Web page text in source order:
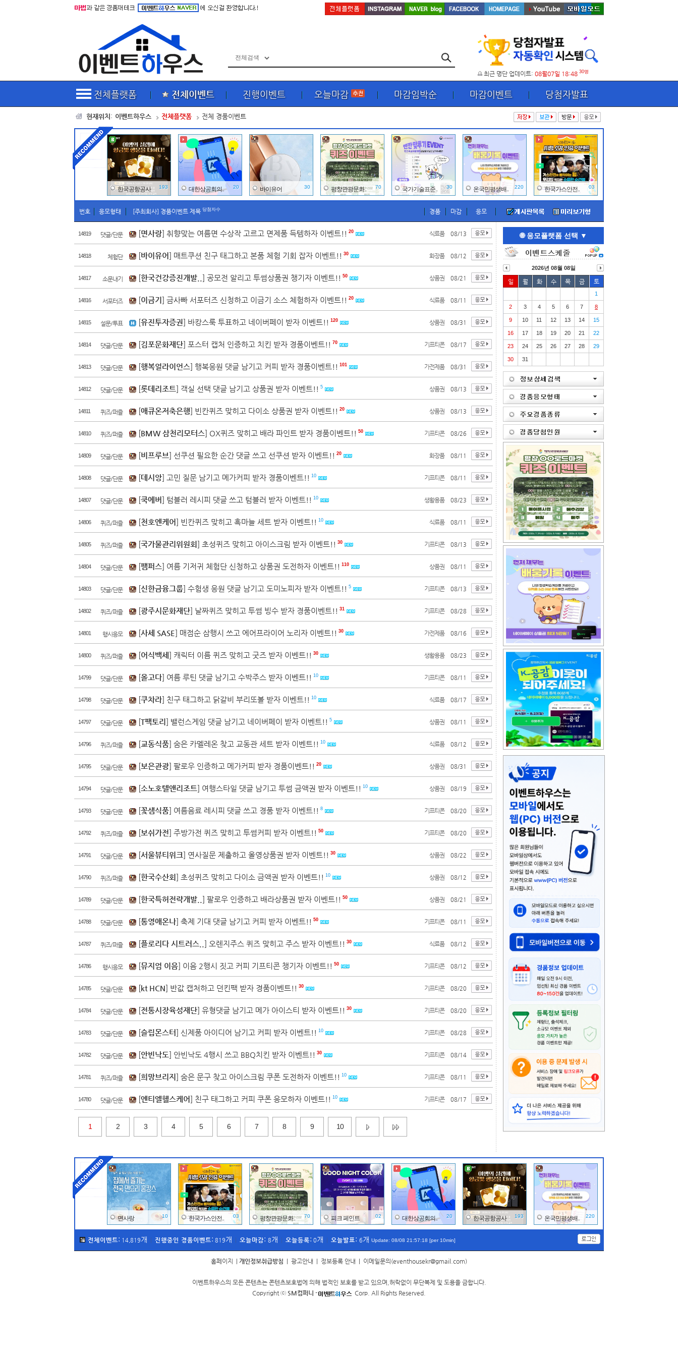
최근 명단 업데이트: 08월07일 18:48 30명
전체플랫폼 전체이벤트 진행이벤트 오늘마감 마감임박순 마감이벤트 당첨자발표
현재위치 : 이벤트하우스 전체플랫폼 전체 경품이벤트
온국민평생배.. 220
평창관광문화.. 70
정책주간지 K공.. 80 이금기 20
한국공항공사 193 한국가스안전.. 03
국가기술표준.. 30
대한상공회의.. 20
제주국제자유.. 30
면사랑 한국환경보전.. 20 한국건강증진.. 50
바이유어 30
피크 페인트 02
번호 응모형태 [주최회사] 경품이벤트 제목 당첨자수 응모
마감
경품
14819 댓글/단문 [면사랑] 취향맞는 여름면 수상작 고르고 면제품 득템하자 이벤트!! 20 08/13
식료품
14818 체험단 [바이유어 ] 매트쿠션 친구 태그하고 본품 체험 기회 잡자 이벤트!! 30 08/12
화장품
14817 소문내기 [한국건강증진개발.. ] 공모전 알리고 투썸상품권 챙기자 이벤트!! 50 08/21
상품권
14816 서포터즈 [이금기 ] 금사빠 서포터즈 신청하고 이금기 소스 체험하자 이벤트!! 20 08/11
식료품
14815 설문/투표 [유진투자증권 ] 바캉스룩 투표하고 네이버페이 받자 이벤트!! 120 08/31
상품권
14814 댓글/단문 [김포문화재단] 포스터 캡처 인증하고 치킨 받자 경품이벤트!! 70 08/17
기프티콘
14813 댓글/단문 [행복얼라이언스] 행복응원 댓글 남기고 커피 받자 경품이벤트!! 101 08/31
가전제품
14812 댓글/단문 [롯데리조트] 객실 선택 댓글 남기고 상품권 받자 이벤트!! 5 08/13
상품권
14811 퀴즈/퍼즐 [애큐온저축은행] 빈칸퀴즈 맞히고 다이소 상품권 받자 이벤트!! 20 08/13
상품권
14810 퀴즈/퍼즐 [BMW 삼천리모터스] OX퀴즈 맞히고 배라 파인트 받자 경품이벤트!! 50 08/26
기프티콘
14809 댓글/단문 [비프루브] 선쿠션 필요한 순간 댓글 쓰고 선쿠션 받자 이벤트!! 20 08/11
화장품
14808 댓글/단문 [데시앙] 고민 질문 남기고 메가커피 받자 경품이벤트!! 10 08/11
기프티콘
14807 댓글/단문 [쿡에버 ] 텀블러 레시피 댓글 쓰고 텀블러 받자 이벤트!! 10 08/23
생활용품
14806 퀴즈/퍼즐 [천호엔케어 ] 빈칸퀴즈 맞히고 흑마늘 세트 받자 이벤트!! 10 08/11
식료품
14805 퀴즈/퍼즐 [국가물관리위원회 ] 초성퀴즈 맞히고 아이스크림 받자 이벤트!! 30 08/13
기프티콘
14804 댓글/단문 [팸퍼스] 여름 기저귀 체험단 신청하고 상품권 도전하자 이벤트!! 110 08/11
상품권
14803 댓글/단문 [신한금융그룹] 수험생 응원 댓글 남기고 도미노피자 받자 이벤트!! 5 08/13
기프티콘
14802 퀴즈/퍼즐 [광주시문화재단] 날짜퀴즈 맞히고 투썸 빙수 받자 경품이벤트!! 31 08/28
기프티콘
14801 행시응모 [사세 SASE] 매점순 삼행시 쓰고 에어프라이어 노리자 이벤트!! 30 08/16
가전제품
14800 퀴즈/퍼즐 [어식백세 ] 캐릭터 이름 퀴즈 맞히고 굿즈 받자 이벤트!! 30 08/23
생활용품
14799 댓글/단문 [올고다] 여름 루틴 댓글 남기고 수박주스 받자 이벤트!! 10 08/11
기프티콘
14798 댓글/단문 [쿠차라] 친구 태그하고 닭갈비 부리또볼 받자 이벤트!! 10 08/17
식료품
14797 댓글/단문 [T팩토리 ] 밸런스게임 댓글 남기고 네이버페이 받자 이벤트!! 5 08/11
상품권
14796 퀴즈/퍼즐 [교동식품] 숨은 카멜레온 찾고 교동관 세트 받자 이벤트!! 10 08/12
식료품
14795 댓글/단문 [보은관광] 팔로우 인증하고 메가커피 받자 경품이벤트!! 20 08/31
상품권
14794 댓글/단문 [소노호텔앤리조트] 여행스타일 댓글 남기고 투썸 금액권 받자 이벤트!! 10 08/19
상품권
14793 댓글/단문 [꽃샘식품] 여름음료 레시피 댓글 쓰고 경품 받자 이벤트!! 8 08/20
기프티콘
14792 퀴즈/퍼즐 [보쉬가전] 주방가전 퀴즈 맞히고 투썸커피 받자 이벤트!! 50 08/20
기프티콘
14791 댓글/단문 [서울뷰티위크] 연사질문 제출하고 올영상품권 받자 이벤트!! 30 08/22
상품권
14790 퀴즈/퍼즐 [한국수산회 ] 초성퀴즈 맞히고 다이소 금액권 받자 이벤트!! 10 08/12
상품권
14789 댓글/단문 [한국특허전략개발.. ] 팔로우 인증하고 배라상품권 받자 이벤트!! 50 08/21
상품권
14788 댓글/단문 [통영애온나] 축제 기대 댓글 남기고 커피 받자 이벤트!! 50 08/11
기프티콘
14787 퀴즈/퍼즐 [플로리다 시트러스.. ] 오렌지주스 퀴즈 맞히고 주스 받자 이벤트!! 30 08/12
식료품
14786 행시응모 [뮤지엄 이음] 이음 2행시 짓고 커피 기프티콘 챙기자 이벤트!! 50 08/12
기프티콘
14785 댓글/단문 [kt HCN] 반값 캡처하고 던킨팩 받자 경품이벤트!! 30 08/20
기프티콘
14784 댓글/단문 [전통시장육성재단] 유형댓글 남기고 메가 아이스티 받자 이벤트!! 30 08/20
기프티콘
14783 댓글/단문 [슬립몬스터 ] 신제품 아이디어 남기고 커피 받자 이벤트!! 10 08/28
기프티콘
14782 댓글/단문 [안빈낙도] 안빈낙도 4행시 쓰고 BBQ치킨 받자 이벤트!! 30 08/14
기프티콘
14781 퀴즈/퍼즐 [희망브리지 ] 숨은 문구 찾고 아이스크림 쿠폰 도전하자 이벤트!! 10 08/11
기프티콘
14780 댓글/단문 [엔티엘헬스케어 ] 친구 태그하고 커피 쿠폰 응모하자 이벤트!! 10 08/17
기프티콘
1 2 3 4 5 6 7 8 9 10
🌐 응모플랫폼 선택 ▼
2026년 08월 08일
일 월 화 수 목 금 토
1
2 3 4 5 6 7 8
9 10 11 12 13 14 15
16 17 18 19 20 21 22
23 24 25 26 27 28 29
30 31
온국민평생배.. 220
평창관광문화.. 70
면사랑 10
한국환경보전..
한국건강증진..
피크 페인트 02 한국공항공사 193
한국가스안전.. 03 대한상공회의.. 20
제주국제자유..
전체이벤트: 14,819개 진행중인 경품이벤트: 819개 오늘마감: 8개 오늘등록: 0개 오늘발표: 6개 Update: 08/08 21:57:18 [per 10min]
홈페이지 개인정보취급방침 광고안내 정보등록 안내 이메일문의(eventhousekr@gmail.com)
이벤트하우스의 모든 콘텐츠는 콘텐츠보호법에 의해 법적인 보호를 받고 있으며,허락없이 무단복제 및 도용을 금합니다.
Copyright ⓒ SM컴퍼니 - Corp. All Rights Reserved.